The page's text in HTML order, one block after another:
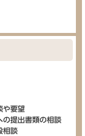
や要望
の提出書類の相談
相談